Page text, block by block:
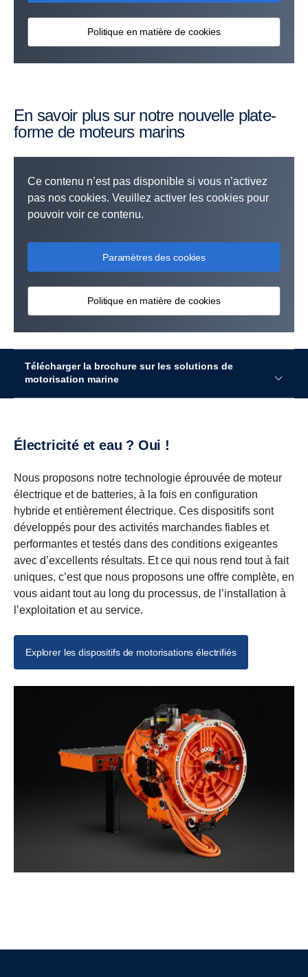
Politique en matière de cookies
En savoir plus sur notre nouvelle plate-
forme de moteurs marins
Ce contenu n’est pas disponible si vous n’activez
pas nos cookies. Veuillez activer les cookies pour
pouvoir voir ce contenu.
Paramètres des cookies
Politique en matière de cookies
Télécharger la brochure sur les solutions de
motorisation marine
Électricité et eau ? Oui !
Nous proposons notre technologie éprouvée de moteur
électrique et de batteries, à la fois en configuration
hybride et entièrement électrique. Ces dispositifs sont
développés pour des activités marchandes fiables et
performantes et testés dans des conditions exigeantes
avec d’excellents résultats. Et ce qui nous rend tout à fait
uniques, c’est que nous proposons une offre complète, en
vous aidant tout au long du processus, de l’installation à
l’exploitation et au service.
Explorer les dispositifs de motorisations électrifiés